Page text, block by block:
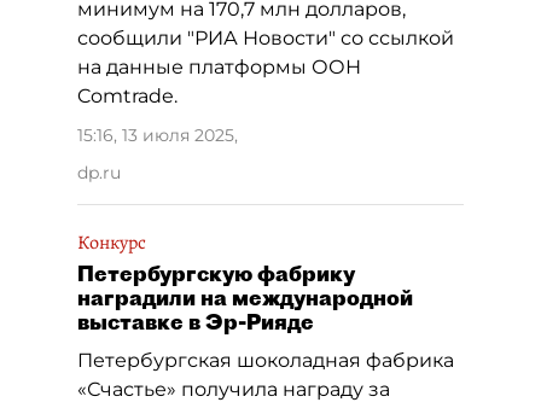
минимум на 170,7 млн долларов,
сообщили "РИА Новости" со ссылкой
на данные платформы ООН
Comtrade.
15:16, 13 июля 2025,
dp.ru
Конкурс
Петербургскую фабрику
наградили на международной
выставке в Эр-Рияде
Петербургская шоколадная фабрика
«Счастье» получила награду за